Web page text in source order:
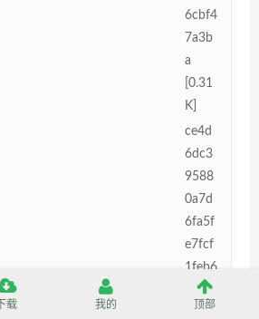
6cbf4
7a3b
a
[0.31
K]
ce4d
6dc3
9588
0a7d
6fa5f
e7fcf
1feb6
d26f
84b
下载 我的 顶部